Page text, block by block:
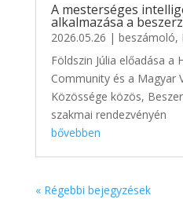
A mesterséges
alkalmazása a
2026.05.26 | beszámoló,
Földszin Júlia előadása a
Community és a Magyar
Közössége közös,
szakmai rendezvényén
bővebben
« Régebbi bejegyzések